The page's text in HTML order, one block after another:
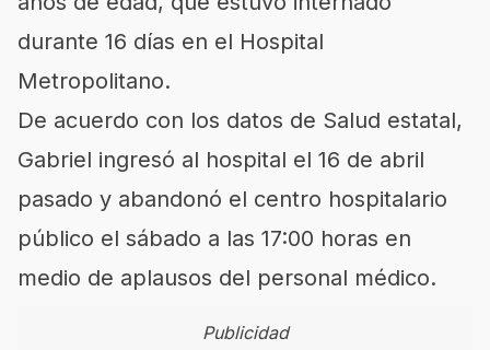
durante 16 días en el Hospital
Metropolitano.
De acuerdo con los datos de Salud estatal,
Gabriel ingresó al hospital el 16 de abril
pasado y abandonó el centro hospitalario
público el sábado a las 17:00 horas en
medio de aplausos del personal médico.
Publicidad